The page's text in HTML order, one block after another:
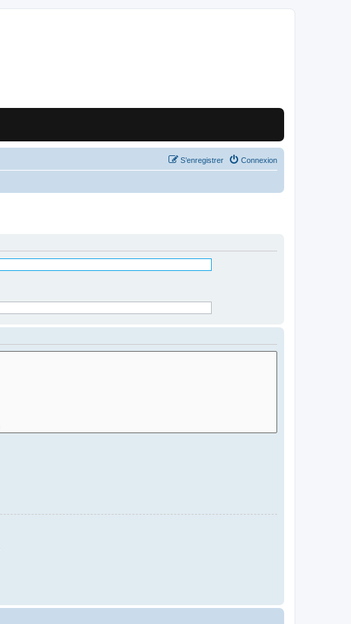
Connexion
S’enregistrer